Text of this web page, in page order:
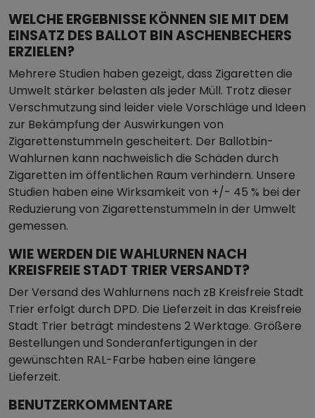
WELCHE ERGEBNISSE KÖNNEN SIE MIT DEM
EINSATZ DES BALLOT BIN ASCHENBECHERS
ERZIELEN?
Mehrere Studien haben gezeigt, dass Zigaretten die
Umwelt stärker belasten als jeder Müll. Trotz dieser
Verschmutzung sind leider viele Vorschläge und Ideen
zur Bekämpfung der Auswirkungen von
Zigarettenstummeln gescheitert. Der Ballotbin-
Wahlurnen kann nachweislich die Schäden durch
Zigaretten im öffentlichen Raum verhindern. Unsere
Studien haben eine Wirksamkeit von +/- 45 % bei der
Reduzierung von Zigarettenstummeln in der Umwelt
gemessen.
WIE WERDEN DIE WAHLURNEN NACH
KREISFREIE STADT TRIER VERSANDT?
Der Versand des Wahlurnens nach zB Kreisfreie Stadt
Trier erfolgt durch DPD. Die Lieferzeit in das Kreisfreie
Stadt Trier beträgt mindestens 2 Werktage. Größere
Bestellungen und Sonderanfertigungen in der
gewünschten RAL-Farbe haben eine längere
Lieferzeit.
BENUTZERKOMMENTARE